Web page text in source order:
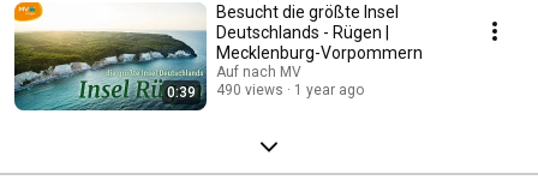
0:39
Besucht die größte Insel
Deutschlands - Rügen |
Mecklenburg-Vorpommern
Auf nach MV
490 views
1 year ago